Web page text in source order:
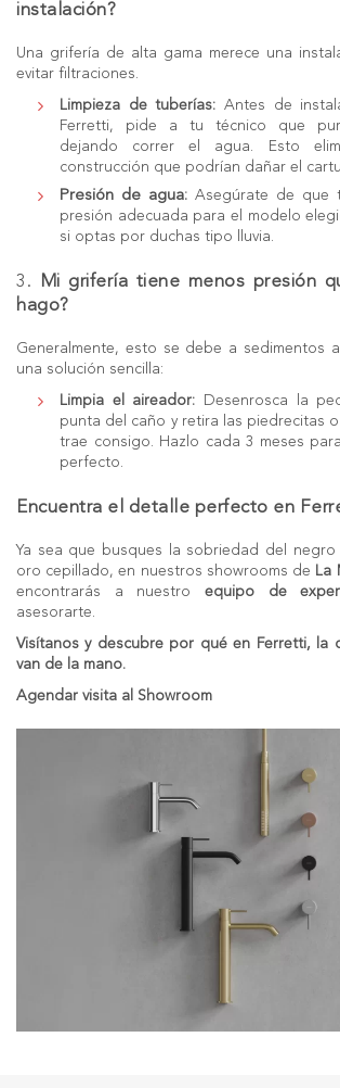
instalación?
Una grifería de alta gama merece una
evitar filtraciones.
Limpieza de tuberías: Antes de
Ferretti, pide a tu técnico que
dejando correr el agua. Esto
construcción que podrían dañar el
Presión de agua: Asegúrate de que
presión adecuada para el modelo
si optas por duchas tipo lluvia.
3.
Mi grifería tiene menos presión
hago?
Generalmente, esto se debe a sedimentos
una solución sencilla:
Limpia el aireador: Desenrosca la
punta del caño y retira las piedrecitas
trae consigo. Hazlo cada 3 meses
perfecto.
Encuentra el detalle perfecto en
Ya sea que busques la sobriedad del
oro cepillado, en nuestros showrooms de La
encontrarás a nuestro equipo de
asesorarte.
Visítanos y descubre por qué en Ferretti, la
van de la mano.
Agendar visita al Showroom